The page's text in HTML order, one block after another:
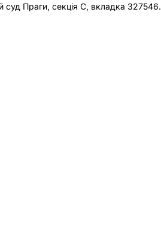
суд Праги, секція C, вкладка 327546.